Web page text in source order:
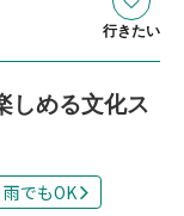
行きたい
しめる文化ス
雨でもOK